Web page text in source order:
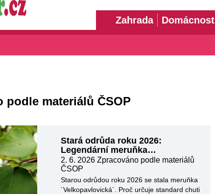
Zahrada Domácnost
podle materiálů ČSOP
Stará odrůda roku 2026:
Legendární meruňka
´Velkopavlovická´
2. 6. 2026 Zpracováno podle materiálů
ČSOP
Starou odrůdou roku 2026 se stala meruňka
´Velkopavlovická´. Proč určuje standard chuti